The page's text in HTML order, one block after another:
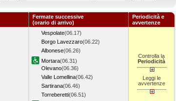
Fermate successive
(orario di arrivo)
Periodicità e
avvertenze
Vespolate(06.17)
Borgo Lavezzaro(06.22)
Albonese(06.26)
Mortara(06.31)
Olevano(06.36)
Valle Lomellina(06.42)
Sartirana(06.46)
Torreberetti(06.51)
Controlla la
Periodicità
Leggi le
avvertenze